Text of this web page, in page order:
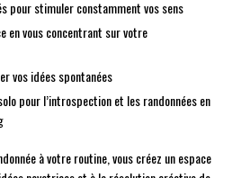
pour stimuler constamment vos sens
en vous concentrant sur votre
vos idées spontanées
pour l’introspection et les randonnées en
à votre routine, vous créez un espace